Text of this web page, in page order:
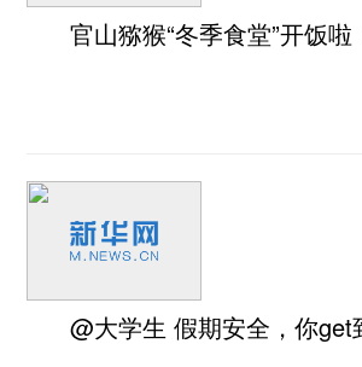
官山猕猴“冬季食堂”开饭啦
@大学生 假期安全，你get